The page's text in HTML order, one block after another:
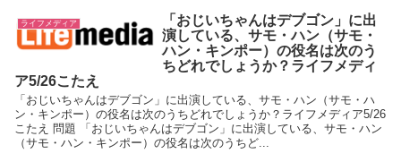
ライフメディア
「おじいちゃんはデブゴン」に出
演している、サモ・ハン（サモ・
ハン・キンポー）の役名は次のう
ちどれでしょうか？ライフメディ
ア5/26こたえ
「おじいちゃんはデブゴン」に出演している、サモ・ハン（サモ・ハ
ン・キンポー）の役名は次のうちどれでしょうか？ライフメディア5/26
こたえ 問題 「おじいちゃんはデブゴン」に出演している、サモ・ハン
（サモ・ハン・キンポー）の役名は次のうちど...